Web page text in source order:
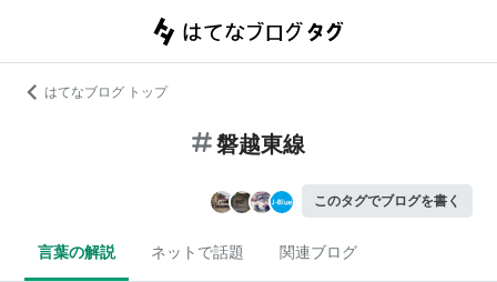
はてなブログ トップ
磐越東線
このタグでブログを書く
言葉の解説 ネットで話題 関連ブログ